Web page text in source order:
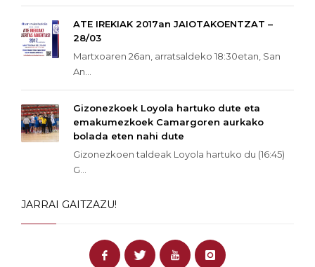
ATE IREKIAK 2017an JAIOTAKOENTZAT –
28/03
Martxoaren 26an, arratsaldeko 18:30etan, San
An...
Gizonezkoek Loyola hartuko dute eta
emakumezkoek Camargoren aurkako
bolada eten nahi dute
Gizonezkoen taldeak Loyola hartuko du (16:45)
G...
JARRAI GAITZAZU!